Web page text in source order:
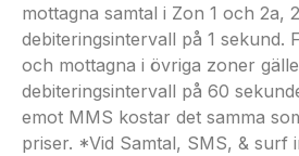
mottagna samtal i Zon 1 och 2a,
debiteringsintervall på 1 sekund.
och mottagna i övriga zoner
debiteringsintervall på 60
emot MMS kostar det samma
priser. *Vid Samtal, SMS, & surf